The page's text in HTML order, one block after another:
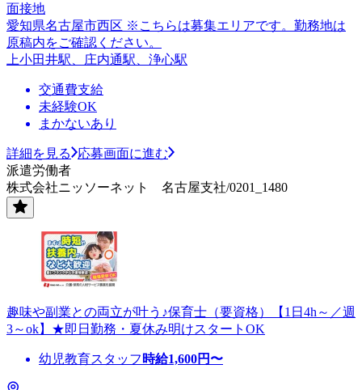
面接地
愛知県名古屋市西区 ※こちらは募集エリアです。勤務地は
原稿内をご確認ください。
上小田井駅、庄内通駅、浄心駅
交通費支給
未経験OK
まかないあり
詳細を見る
応募画面に進む
派遣労働者
株式会社ニッソーネット 名古屋支社/0201_1480
趣味や副業との両立が叶う♪保育士（要資格）【1日4h～／週
3～ok】★即日勤務・夏休み明けスタートOK
幼児教育スタッフ 時給1,600円〜